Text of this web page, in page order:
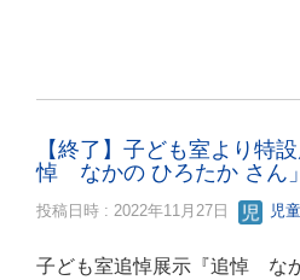
【終了】子ども室より特
悼 なかの ひろたか さん」
投稿日時 : 2022年11月27日 児
子ども室追悼展示『追悼 な